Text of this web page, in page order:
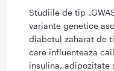
Studiile de tip
variante genetice
diabetul zaharat de
care influenteaza
insulina, adipozitate